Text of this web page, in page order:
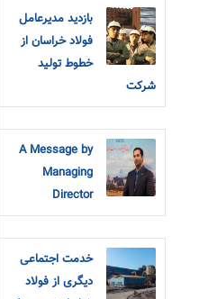
بازدید مدیرعامل
فولاد خراسان از
خطوط تولید
شرکت
A Message by
Managing
Director
خدمت اجتماعی
دیگری از فولاد